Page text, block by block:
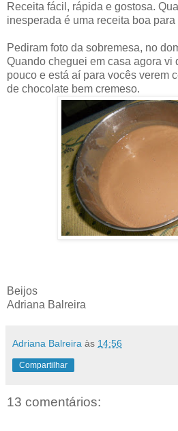
Receita fácil, rápida e gostosa.
inesperada é uma receita boa para
Pediram foto da sobremesa, no
Quando cheguei em casa agora vi
pouco e está aí para vocês verem
de chocolate bem cremeso.
Beijos
Adriana Balreira
Adriana Balreira às 14:56
Compartilhar
13 comentários: